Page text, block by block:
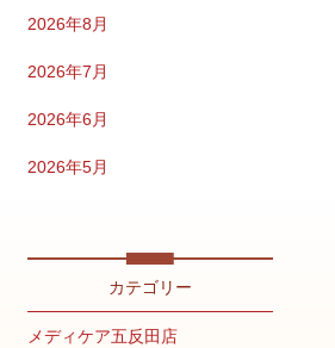
2026年8月
2026年7月
2026年6月
2026年5月
2026年2月
2026年1月
カテゴリー
メディケア五反田店